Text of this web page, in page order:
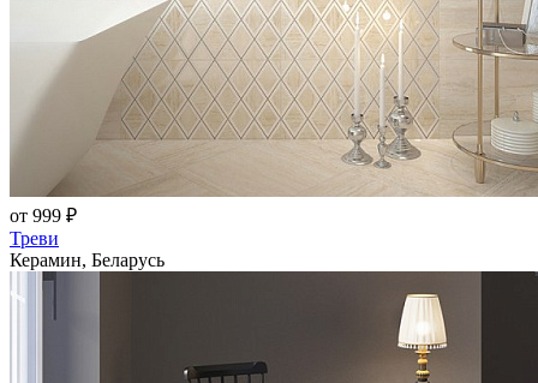
от 999 ₽
Треви
Керамин, Беларусь